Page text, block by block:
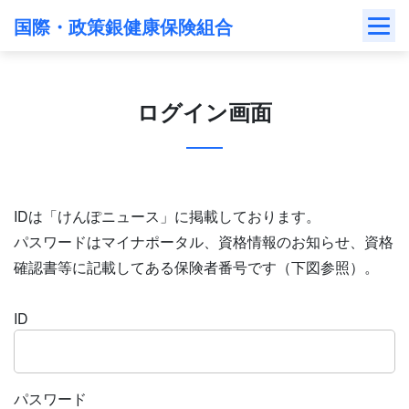
国際・政策銀健康保険組合
ログイン画面
IDは「けんぽニュース」に掲載しております。
パスワードはマイナポータル、資格情報のお知らせ、資格
確認書等に記載してある保険者番号です（下図参照）。
ID
パスワード